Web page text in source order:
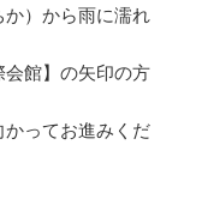
）から雨に濡れ
館】の矢印の方
ってお進みくだ